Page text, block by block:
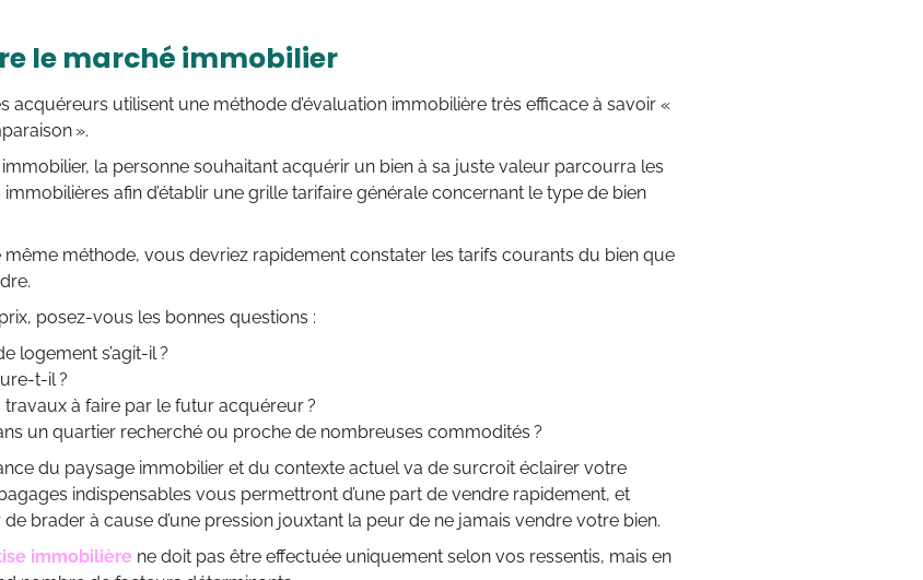
le marché immobilier
acquéreurs utilisent une méthode d’évaluation immobilière très efficace à savoir «
».
immobilier, la personne souhaitant acquérir un bien à sa juste valeur parcourra les
afin d’établir une grille tarifaire générale concernant le type de bien
méthode, vous devriez rapidement constater les tarifs courants du bien que
posez-vous les bonnes questions :
logement s’agit-il ?
t-il ?
à faire par le futur acquéreur ?
un quartier recherché ou proche de nombreuses commodités ?
du paysage immobilier et du contexte actuel va de surcroit éclairer votre
indispensables vous permettront d’une part de vendre rapidement, et
de brader à cause d’une pression jouxtant la peur de ne jamais vendre votre bien.
immobilière ne doit pas être effectuée uniquement selon vos ressentis, mais en